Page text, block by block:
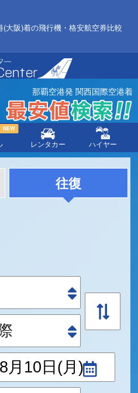
阪)着の飛行機・格安航空券比較
那覇空港発 関西国際空港着
NEW
レンタカー ハイヤー
往復